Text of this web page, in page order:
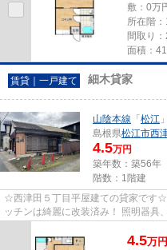
敷：0万
所在階
間取り
面積：
賃貸｜一戸建て 細木貸家
山陰本線 「 松江
島根県松江市西
4.5万円
築年数：築56年
階数：1階建
☆西津田５丁目平屋建ての貸家です☆ 室内は少し古さも感じますが、お風呂やキ
ッチンは綺麗に改装済み！ 照明器具
4.5万円